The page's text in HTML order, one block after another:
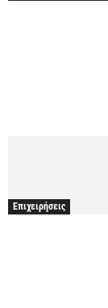
Επιχειρήσεις